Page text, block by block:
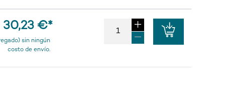
30,23 €*
sin ningún
costo de envío.